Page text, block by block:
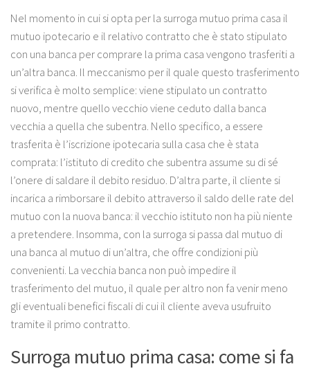
Nel momento in cui si opta per la surroga mutuo prima casa il
mutuo ipotecario e il relativo contratto che è stato stipulato
con una banca per comprare la prima casa vengono trasferiti a
un’altra banca. Il meccanismo per il quale questo trasferimento
si verifica è molto semplice: viene stipulato un contratto
nuovo, mentre quello vecchio viene ceduto dalla banca
vecchia a quella che subentra. Nello specifico, a essere
trasferita è l’iscrizione ipotecaria sulla casa che è stata
comprata: l’istituto di credito che subentra assume su di sé
l’onere di saldare il debito residuo. D’altra parte, il cliente si
incarica a rimborsare il debito attraverso il saldo delle rate del
mutuo con la nuova banca: il vecchio istituto non ha più niente
a pretendere. Insomma, con la surroga si passa dal mutuo di
una banca al mutuo di un’altra, che offre condizioni più
convenienti. La vecchia banca non può impedire il
trasferimento del mutuo, il quale per altro non fa venir meno
gli eventuali benefici fiscali di cui il cliente aveva usufruito
tramite il primo contratto.
Surroga mutuo prima casa: come si fa